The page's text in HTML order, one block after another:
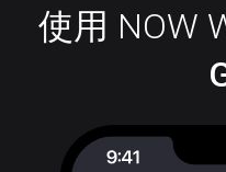
使用 NOW